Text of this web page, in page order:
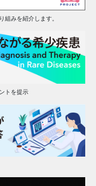
組みを紹介します。
トを提示